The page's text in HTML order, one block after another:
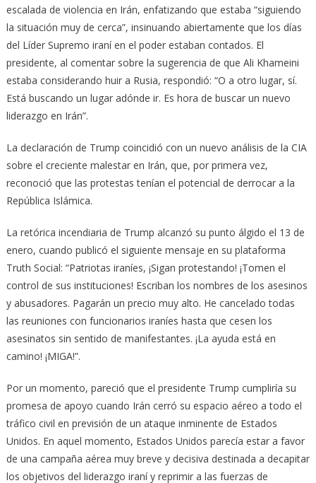
escalada de violencia en Irán, enfatizando que estaba “siguiendo
la situación muy de cerca”, insinuando abiertamente que los días
del Líder Supremo iraní en el poder estaban contados. El
presidente, al comentar sobre la sugerencia de que Ali Khameini
estaba considerando huir a Rusia, respondió: “O a otro lugar, sí.
Está buscando un lugar adónde ir. Es hora de buscar un nuevo
liderazgo en Irán”.
La declaración de Trump coincidió con un nuevo análisis de la CIA
sobre el creciente malestar en Irán, que, por primera vez,
reconoció que las protestas tenían el potencial de derrocar a la
República Islámica.
La retórica incendiaria de Trump alcanzó su punto álgido el 13 de
enero, cuando publicó el siguiente mensaje en su plataforma
Truth Social: “Patriotas iraníes, ¡Sigan protestando! ¡Tomen el
control de sus instituciones! Escriban los nombres de los asesinos
y abusadores. Pagarán un precio muy alto. He cancelado todas
las reuniones con funcionarios iraníes hasta que cesen los
asesinatos sin sentido de manifestantes. ¡La ayuda está en
camino! ¡MIGA!”.
Por un momento, pareció que el presidente Trump cumpliría su
promesa de apoyo cuando Irán cerró su espacio aéreo a todo el
tráfico civil en previsión de un ataque inminente de Estados
Unidos. En aquel momento, Estados Unidos parecía estar a favor
de una campaña aérea muy breve y decisiva destinada a decapitar
los objetivos del liderazgo iraní y reprimir a las fuerzas de